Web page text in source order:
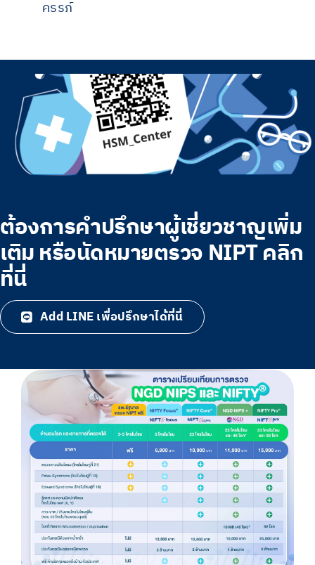
ครรภ์
ต้องการคำปรึกษาผู้เชี่ยวชาญเพิ่ม
เติม หรือนัดหมายตรวจ NIPT คลิก
ที่นี่
Add LINE เพื่อปรึกษาได้ที่นี่